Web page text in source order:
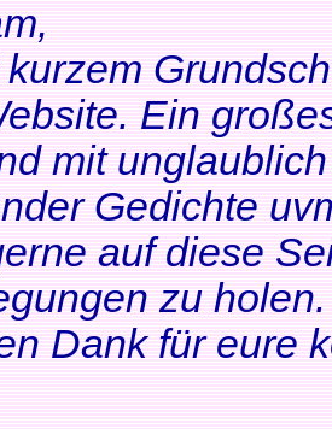
Ein
mit
Gedichte
auf diese
zu
Dank für eure